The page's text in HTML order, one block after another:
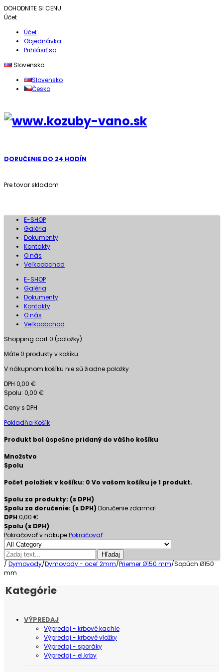
DOHODNITE SI CENU
Účet
Účet
Objednávka
Prihlásiť sa
Slovensko
Slovensko
Česko
DORUČENIE DO 24 HODÍN
Pre tovar skladom
E-SHOP
Galéria
Dokumenty
Kontakty
O nás
Veľkoobchod
E-SHOP
Galéria
Dokumenty
Kontakty
O nás
Veľkoobchod
Shopping cart0 (položky)
Máte0 produkty v košíku
V nákupnom košíku nie sú žiadne položky
DPH 0,00 €
Spolu: 0,00 €
Ceny s DPH
Pokladňa Košík
Produkt bol úspešne pridaný do vášho košíku
Množstvo
Spolu
Počet položiek v košíku: 0 Vo vašom košíku je 1 produkt.
Spolu za produkty: (s DPH)
Spolu za doručenie: (s DPH) Doručenie zdarma!
DPH 0,00 €
Spolu (s DPH)
Pokračovať v nákupePokračovať
Hľadaj
/ Dymovody/Dymovody - oceľ 2mm/Priemer Ø150 mm/Sopúch Ø150
mm
Kategórie
VÝPREDAJ
Výpredaj - krbové kachle
Výpredaj - krbové vložky
Výpredaj - sporáky
Výpredaj - el.krby